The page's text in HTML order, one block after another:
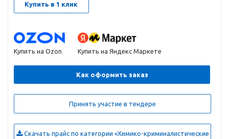
Купить в 1 клик
Купить на Ozon Купить на Яндекс Маркете
Как оформить заказ
Принять участие в тендере
Скачать прайс по категории «Химико-криминалистические